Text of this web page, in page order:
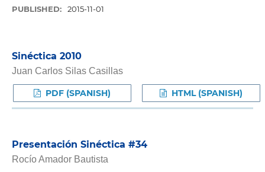
PUBLISHED: 2015-11-01
Sinéctica 2010
Juan Carlos Silas Casillas
PDF (SPANISH) HTML (SPANISH)
Presentación Sinéctica #34
Rocío Amador Bautista